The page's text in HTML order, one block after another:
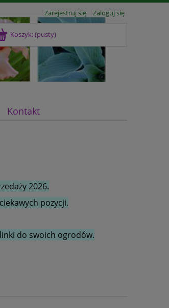
Zarejestruj się Zaloguj się
Koszyk:(pusty)
Kontakt
2026.
pozycji.
do swoich ogrodów.